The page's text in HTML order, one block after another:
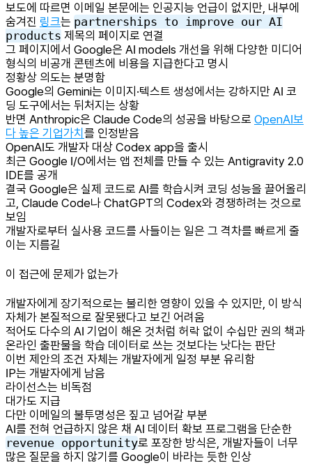
보도에 따르면 이메일 본문에는 인공지능 언급이 없지만, 내부에
숨겨진 링크는 partnerships to improve our AI
products 제목의 페이지로 연결
그 페이지에서 Google은 AI models 개선을 위해 다양한 미디어
형식의 비공개 콘텐츠에 비용을 지급한다고 명시
정황상 의도는 분명함
Google의 Gemini는 이미지·텍스트 생성에서는 강하지만 AI 코
딩 도구에서는 뒤처지는 상황
반면 Anthropic은 Claude Code의 성공을 바탕으로 OpenAI보
다 높은 기업가치 를 인정받음
OpenAI도 개발자 대상 Codex app을 출시
최근 Google I/O에서는 앱 전체를 만들 수 있는 Antigravity 2.0
IDE를 공개
결국 Google은 실제 코드로 AI를 학습시켜 코딩 성능을 끌어올리
고, Claude Code나 ChatGPT의 Codex와 경쟁하려는 것으로
보임
개발자로부터 실사용 코드를 사들이는 일은 그 격차를 빠르게 줄
이는 지름길
이 접근에 문제가 없는가
개발자에게 장기적으로는 불리한 영향이 있을 수 있지만, 이 방식
자체가 본질적으로 잘못됐다고 보긴 어려움
적어도 다수의 AI 기업이 해온 것처럼 허락 없이 수십만 권의 책과
온라인 출판물을 학습 데이터로 쓰는 것보다는 낫다는 판단
이번 제안의 조건 자체는 개발자에게 일정 부분 유리함
IP는 개발자에게 남음
라이선스는 비독점
대가도 지급
다만 이메일의 불투명성은 짚고 넘어갈 부분
AI를 전혀 언급하지 않은 채 AI 데이터 확보 프로그램을 단순한
revenue opportunity로 포장한 방식은, 개발자들이 너무
많은 질문을 하지 않기를 Google이 바라는 듯한 인상